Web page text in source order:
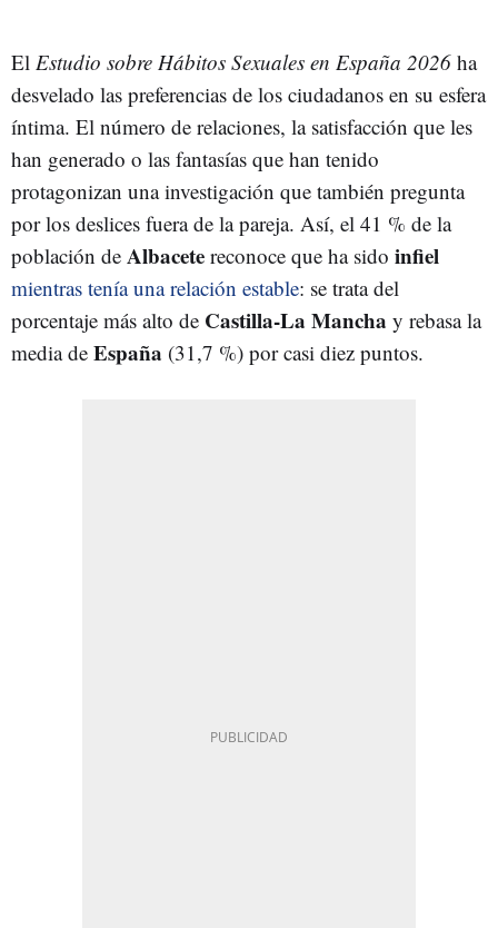
El Estudio sobre Hábitos Sexuales en España 2026 ha
desvelado las preferencias de los ciudadanos en su esfera
íntima. El número de relaciones, la satisfacción que les
han generado o las fantasías que han tenido
protagonizan una investigación que también pregunta
por los deslices fuera de la pareja. Así, el 41 % de la
población de Albacete reconoce que ha sido infiel
mientras tenía una relación estable: se trata del
porcentaje más alto de Castilla-La Mancha y rebasa la
media de España (31,7 %) por casi diez puntos.